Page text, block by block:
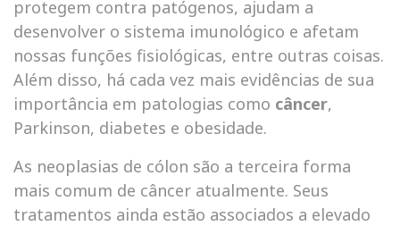
protegem contra patógenos, ajudam a
desenvolver o sistema imunológico e afetam
nossas funções fisiológicas, entre outras coisas.
Além disso, há cada vez mais evidências de sua
importância em patologias como câncer,
Parkinson, diabetes e obesidade.
As neoplasias de cólon são a terceira forma
mais comum de câncer atualmente. Seus
tratamentos ainda estão associados a elevado